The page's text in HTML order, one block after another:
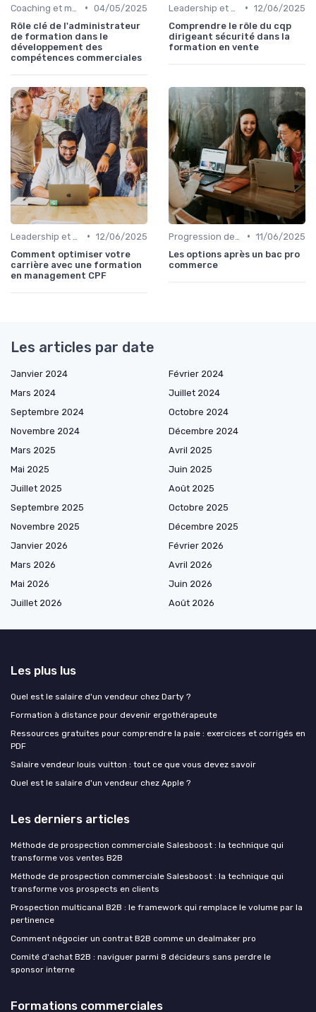
• 04/05/2025
Rôle clé de l'administrateur
de formation dans le
développement des
compétences commerciales
• 12/06/2025
Comprendre le rôle du cqp
dirigeant sécurité dans la
formation en vente
• 12/06/2025
Comment optimiser votre
carrière avec une formation
en management CPF
• 11/06/2025
Les options après un bac pro
commerce
Les articles par date
Janvier 2024
Février 2024
Mars 2024
Juillet 2024
Septembre 2024
Octobre 2024
Novembre 2024
Décembre 2024
Mars 2025
Avril 2025
Mai 2025
Juin 2025
Juillet 2025
Août 2025
Septembre 2025
Octobre 2025
Novembre 2025
Décembre 2025
Janvier 2026
Février 2026
Mars 2026
Avril 2026
Mai 2026
Juin 2026
Juillet 2026
Août 2026
Les plus lus
Quel est le salaire d'un vendeur chez Darty ?
Formation à distance pour devenir ergothérapeute
Ressources gratuites pour comprendre la paie : exercices et corrigés en
PDF
Salaire vendeur louis vuitton : tout ce que vous devez savoir
Quel est le salaire d'un vendeur chez Apple ?
Les derniers articles
Méthode de prospection commerciale Salesboost : la technique qui
transforme vos ventes B2B
Méthode de prospection commerciale Salesboost : la technique qui
transforme vos prospects en clients
Prospection multicanal B2B : le framework qui remplace le volume par la
pertinence
Comment négocier un contrat B2B comme un dealmaker pro
Comité d'achat B2B : naviguer parmi 8 décideurs sans perdre le
sponsor interne
Formations commerciales